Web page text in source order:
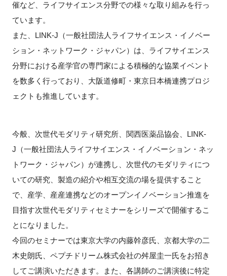
施設・アクセス
FAQ
イベントお知らせメール登録
催など、ライフサイエンス分野での様々な取り組みを行っ
ています。
また、LINK-J（一般社団法人ライフサイエンス・イノベー
ション・ネットワーク・ジャパン）は、ライフサイエンス
分野における産学官の専門家による積極的な協業イベント
を数多く行っており、大阪道修町・東京日本橋連携プロジ
ェクトも推進しています。
今般、次世代モダリティ研究所、関西医薬品協会、LINK-
J（一般社団法人ライフサイエンス・イノベーション・ネッ
トワーク・ジャパン）が連携し、次世代のモダリティにつ
いての研究、製造の紹介や相互交流の場を提供すること
で、産学、産産連携などのオープンイノベーション推進を
目指す次世代モダリティセミナーをシリーズで開催するこ
とになりました。
今回のセミナーでは東京大学の内藤幹彦氏、京都大学の二
木史朗氏、ペプチドリーム株式会社の舛屋圭一氏をお招き
してご講演いただきます。また、各講師のご講演後に特定